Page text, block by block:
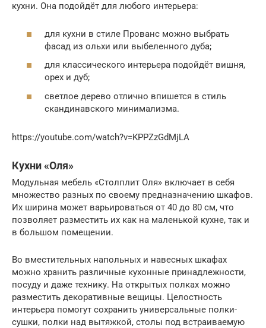
кухни. Она подойдёт для любого интерьера:
для кухни в стиле Прованс можно выбрать
фасад из ольхи или выбеленного дуба;
для классического интерьера подойдёт вишня,
орех и дуб;
светлое дерево отлично впишется в стиль
скандинавского минимализма.
https://youtube.com/watch?v=KPPZzGdMjLA
Кухни «Оля»
Модульная мебель «Столплит Оля» включает в себя
множество разных по своему предназначению шкафов.
Их ширина может варьироваться от 40 до 80 см, что
позволяет разместить их как на маленькой кухне, так и
в большом помещении.
Во вместительных напольных и навесных шкафах
можно хранить различные кухонные принадлежности,
посуду и даже технику. На открытых полках можно
разместить декоративные вещицы. Целостность
интерьера помогут сохранить универсальные полки-
сушки, полки над вытяжкой, столы под встраиваемую